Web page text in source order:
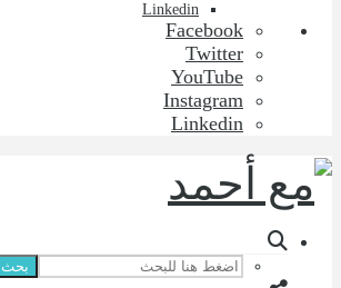
Linkedin
Facebook
Twitter
YouTube
Instagram
Linkedin
بحث